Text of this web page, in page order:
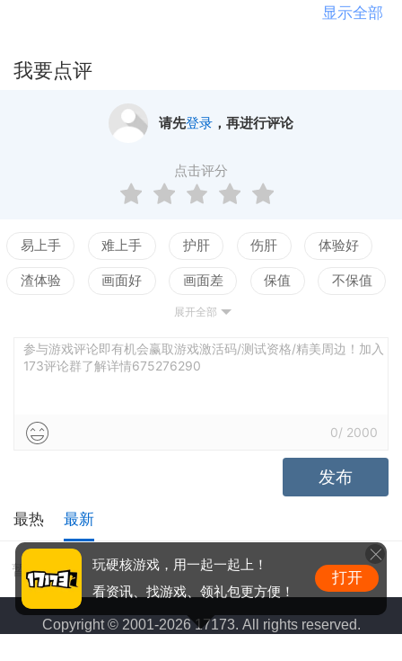
nd base defences to ensure a healthy economy.显示全部
我要点评
请先登录，再进行评论
点击评分
易上手 难上手 护肝 伤肝 体验好
渣体验 画面好 画面差 保值 不保值
测试
展开全部
参与游戏评论即有机会赢取游戏激活码/测试资格/精美周边！加入
173评论群了解详情675276290
0/ 2000
发布
最热 最新
暂无评价
Copyright © 2001-2026 17173. All rights reserved.
玩硬核游戏，用一起一起上！
看资讯、找游戏、领礼包更方便！
打开